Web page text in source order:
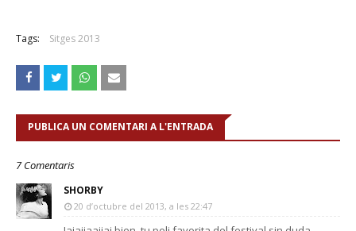
Tags: Sitges 2013
PUBLICA UN COMENTARI A L'ENTRADA
7 Comentaris
SHORBY
20 d’octubre del 2013, a les 22:47